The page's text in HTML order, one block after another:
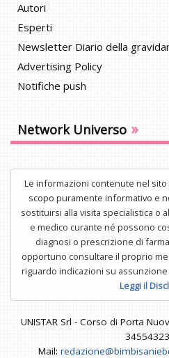
Autori
Esperti
Newsletter Diario della
Advertising Policy
Notifiche push
Network Universo »
Le informazioni contenute nel
scopo puramente informativo e
sostituirsi alla visita specialistica o
e medico curante né possono
diagnosi o prescrizione di
opportuno consultare il proprio
riguardo indicazioni su
Leggi il
UNISTAR Srl - Corso di Porta
Mail: